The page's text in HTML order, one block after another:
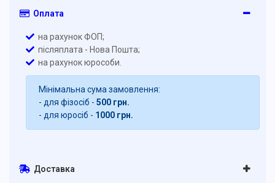
Оплата
на рахунок ФОП;
післяплата - Нова Пошта;
на рахунок юрособи.
Мінімальна сума замовлення:
- для фізосіб - 500 грн.
- для юросіб - 1000 грн.
Доставка